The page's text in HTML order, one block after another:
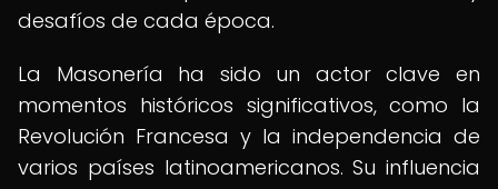
desafíos de cada época.
La Masonería ha sido un actor clave en
momentos históricos significativos, como la
Revolución Francesa y la independencia de
varios países latinoamericanos. Su influencia